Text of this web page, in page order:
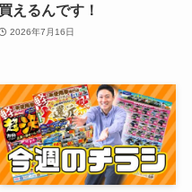
買えるんです！
2026年7月16日